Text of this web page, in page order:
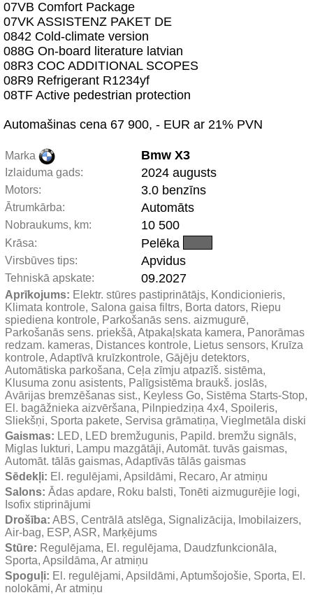
07VB Comfort Package
07VK ASSISTENZ PAKET DE
0842 Cold-climate version
088G On-board literature latvian
08R3 COC ADDITIONAL SCOPES
08R9 Refrigerant R1234yf
08TF Active pedestrian protection
Automašinas cena 67 900, - EUR ar 21% PVN
Marka Bmw X3
Izlaiduma gads: 2024 augusts
Motors: 3.0 benzīns
Ātrumkārba: Automāts
Nobraukums, km: 10 500
Krāsa: Pelēka
Virsbūves tips: Apvidus
Tehniskā apskate: 09.2027
Aprīkojums: Elektr. stūres pastiprinātājs, Kondicionieris,
Klimata kontrole, Salona gaisa filtrs, Borta dators, Riepu
spiediena kontrole, Parkošanās sens. aizmugurē,
Parkošanās sens. priekšā, Atpakaļskata kamera, Panorāmas
redzam. kameras, Distances kontrole, Lietus sensors, Kruīza
kontrole, Adaptīvā kruīzkontrole, Gājēju detektors,
Automātiska parkošana, Ceļa zīmju atpazīš. sistēma,
Klusuma zonu asistents, Palīgsistēma braukš. joslās,
Avārijas bremzēšanas sist., Keyless Go, Sistēma Starts-Stop,
El. bagāžnieka aizvēršana, Pilnpiedziņa 4x4, Spoileris,
Sliekšņi, Sporta pakete, Servisa grāmatiņa, Vieglmetāla diski
Gaismas: LED, LED bremžugunis, Papild. bremžu signāls,
Miglas lukturi, Lampu mazgātāji, Automāt. tuvās gaismas,
Automāt. tālās gaismas, Adaptīvās tālās gaismas
Sēdekļi: El. regulējami, Apsildāmi, Recaro, Ar atmiņu
Salons: Ādas apdare, Roku balsti, Tonēti aizmugurējie logi,
Isofix stiprinājumi
Drošība: ABS, Centrālā atslēga, Signalizācija, Imobilaizers,
Air-bag, ESP, ASR, Marķējums
Stūre: Regulējama, El. regulējama, Daudzfunkcionāla,
Sporta, Apsildāma, Ar atmiņu
Spoguļi: El. regulējami, Apsildāmi, Aptumšojošie, Sporta, El.
nolokāmi, Ar atmiņu